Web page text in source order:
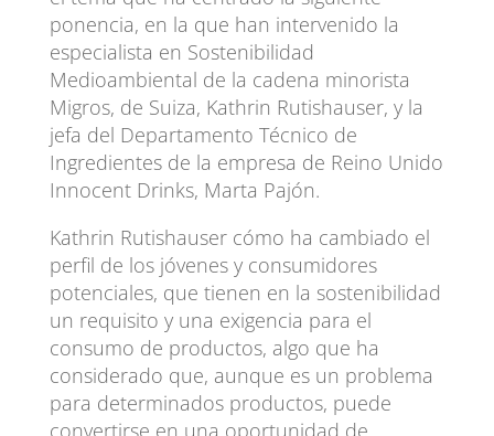
ponencia, en la que han intervenido la
especialista en Sostenibilidad
Medioambiental de la cadena minorista
Migros, de Suiza, Kathrin Rutishauser, y la
jefa del Departamento Técnico de
Ingredientes de la empresa de Reino Unido
Innocent Drinks, Marta Pajón.
Kathrin Rutishauser cómo ha cambiado el
perfil de los jóvenes y consumidores
potenciales, que tienen en la sostenibilidad
un requisito y una exigencia para el
consumo de productos, algo que ha
considerado que, aunque es un problema
para determinados productos, puede
convertirse en una oportunidad de